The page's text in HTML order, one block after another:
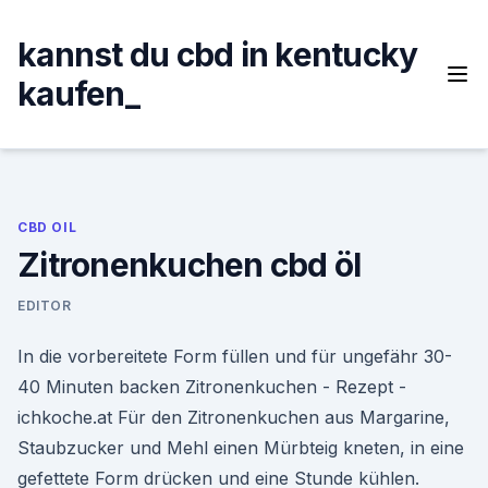
content
kannst du cbd in kentucky
kaufen_
CBD OIL
Zitronenkuchen cbd öl
EDITOR
In die vorbereitete Form füllen und für ungefähr 30-
40 Minuten backen Zitronenkuchen - Rezept -
ichkoche.at Für den Zitronenkuchen aus Margarine,
Staubzucker und Mehl einen Mürbteig kneten, in eine
gefettete Form drücken und eine Stunde kühlen.